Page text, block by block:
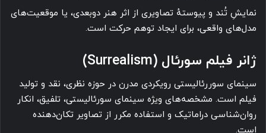
نمایشِ تُند و پیوستهٔ تصاویری از اثر هنر دوبعدی، یا موقعیت‌های
مدل‌های واقعی، برای ایجاد توهم حرکت است.
ژانر فیلم سورئال (Surrealism)
سینمای سوررئالیستی رویکردی مدرن در حوزه نظری، نقد و تولید
فیلم است. مشخصه‌های ویژه سینمای سورئالیستی، تلفیق، انکار
روان‌شناسی دراماتیک و استفاده مکرر از تصاویر تکان‌دهنده
است.